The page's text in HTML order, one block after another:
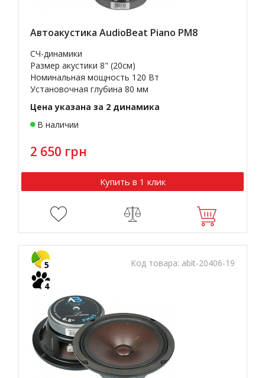
Автоакустика AudioBeat Piano PM8
СЧ-динамики
Размер акустики 8" (20см)
Номинальная мощность 120 Вт
Установочная глубина 80 мм
Цена указана за 2 динамика
В наличии
2 650 грн
Купить в 1 клик
Код товара: abit-20406-19
5
4